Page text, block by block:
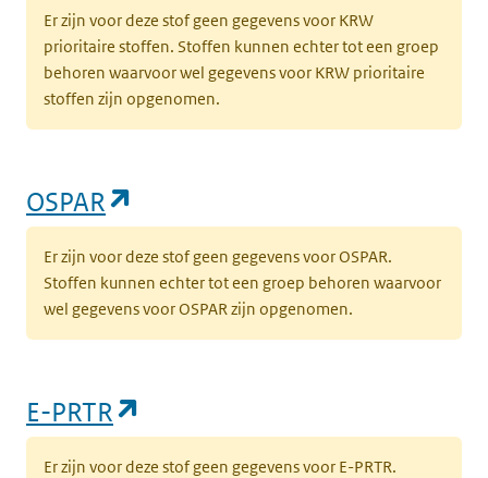
Er zijn voor deze stof geen gegevens voor KRW
prioritaire stoffen. Stoffen kunnen echter tot een groep
behoren waarvoor wel gegevens voor KRW prioritaire
stoffen zijn opgenomen.
OSPAR
Er zijn voor deze stof geen gegevens voor OSPAR.
Stoffen kunnen echter tot een groep behoren waarvoor
wel gegevens voor OSPAR zijn opgenomen.
E-PRTR
Er zijn voor deze stof geen gegevens voor E-PRTR.